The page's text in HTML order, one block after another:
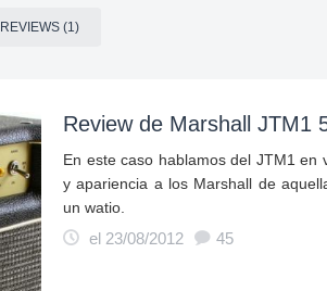
REVIEWS (1)
Review de Marshall JTM1
En este caso hablamos del JTM1
y apariencia a los Marshall de
un watio.
el 23/08/2012
45